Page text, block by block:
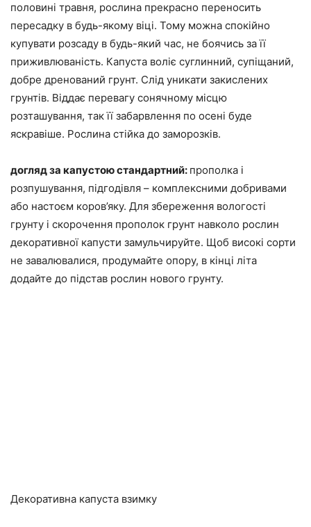
половині травня, рослина прекрасно переносить
пересадку в будь-якому віці. Тому можна спокійно
купувати розсаду в будь-який час, не боячись за її
приживлюваність. Капуста воліє суглинний, супіщаний,
добре дренований грунт. Слід уникати закислених
грунтів. Віддає перевагу сонячному місцю
розташування, так її забарвлення по осені буде
яскравіше. Рослина стійка до заморозків.
догляд за капустою стандартний: прополка і
розпушування, підгодівля – комплексними добривами
або настоєм коров’яку. Для збереження вологості
грунту і скорочення прополок грунт навколо рослин
декоративної капусти замульчируйте. Щоб високі сорти
не завалювалися, продумайте опору, в кінці літа
додайте до підстав рослин нового грунту.
Декоративна капуста взимку